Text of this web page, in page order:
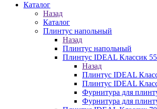
Каталог
Назад
Каталог
Плинтус напольный
Назад
Плинтус напольный
Плинтус IDEAL Классик
Назад
Плинтус IDEAL
Плинтус IDEAL
Фурнитура для
Фурнитура для